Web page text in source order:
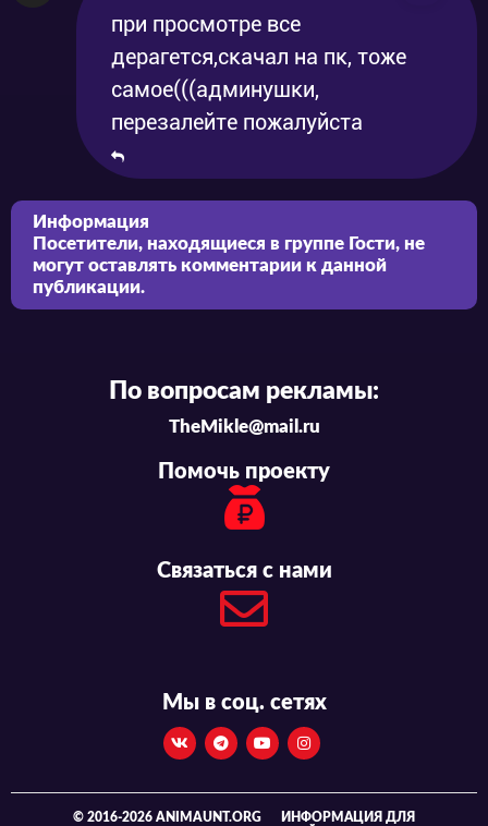
при просмотре все
дерагется,скачал на пк, тоже
самое(((админушки,
перезалейте пожалуйста
Информация
Посетители, находящиеся в группе Гости, не
могут оставлять комментарии к данной
публикации.
По вопросам рекламы:
TheMikle@mail.ru
Помочь проекту
Связаться с нами
Мы в соц. сетях
© 2016-2026 ANIMAUNT.ORG ИНФОРМАЦИЯ ДЛЯ